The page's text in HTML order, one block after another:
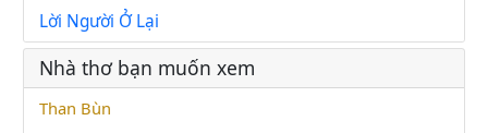
Lời Người Ở Lại
Nhà thơ bạn muốn xem
Than Bùn